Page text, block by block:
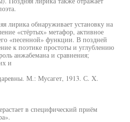
лирика обнаруживает установку на
«стёртых» метафор, активное
«песенной» функции. В поздней
к поэтике простоты и углублению
анжабемана и сравнения;
и
М.: Мусагет, 1913. С. X.
в специфический приём